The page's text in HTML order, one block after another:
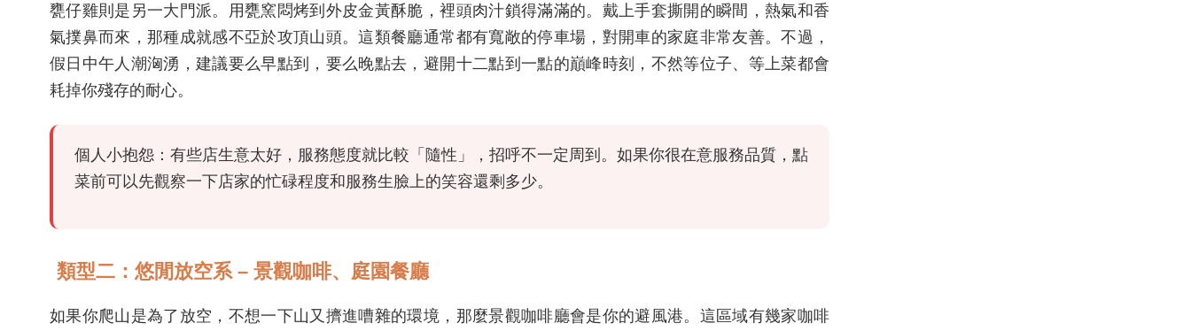
甕仔雞則是另一大門派。用甕窯悶烤到外皮金黃酥脆，裡頭肉汁鎖得滿滿的。戴上手套撕開的瞬間，熱氣和香
氣撲鼻而來，那種成就感不亞於攻頂山頭。這類餐廳通常都有寬敞的停車場，對開車的家庭非常友善。不過，
假日中午人潮洶湧，建議要么早點到，要么晚點去，避開十二點到一點的巔峰時刻，不然等位子、等上菜都會
耗掉你殘存的耐心。
個人小抱怨：有些店生意太好，服務態度就比較「隨性」，招呼不一定周到。如果你很在意服務品質，點
菜前可以先觀察一下店家的忙碌程度和服務生臉上的笑容還剩多少。
類型二：悠閒放空系 – 景觀咖啡、庭園餐廳
如果你爬山是為了放空，不想一下山又擠進嘈雜的環境，那麼景觀咖啡廳會是你的避風港。這區域有幾家咖啡